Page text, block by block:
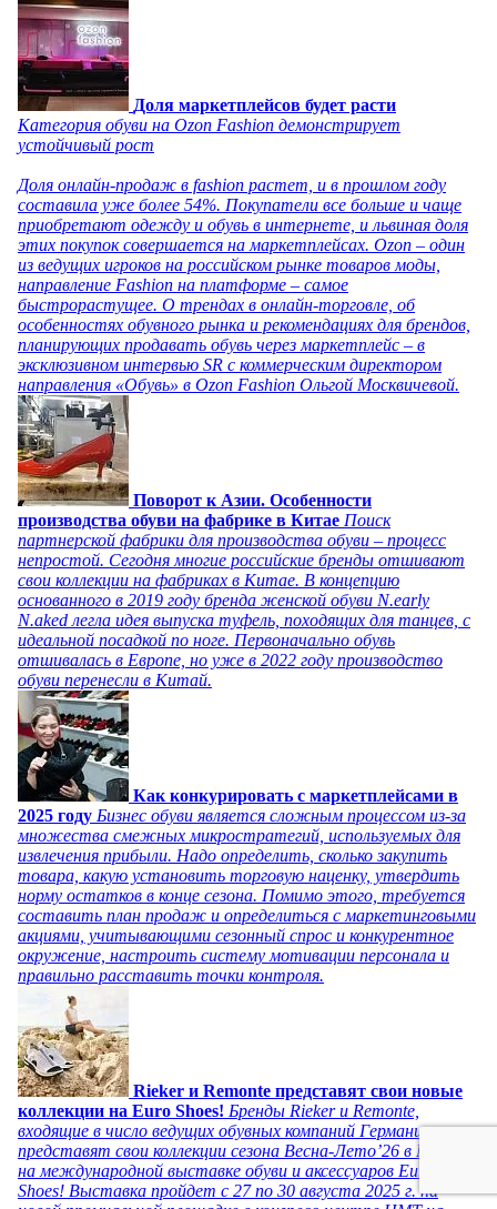
Доля маркетплейсов будет расти
Категория обуви на Ozon Fashion демонстрирует
устойчивый рост
Доля онлайн-продаж в fashion растет, и в прошлом году
составила уже более 54%. Покупатели все больше и чаще
приобретают одежду и обувь в интернете, и львиная доля
этих покупок совершается на маркетплейсах. Ozon – один
из ведущих игроков на российском рынке товаров моды,
направление Fashion на платформе – самое
быстрорастущее. О трендах в онлайн-торговле, об
особенностях обувного рынка и рекомендациях для брендов,
планирующих продавать обувь через маркетплейс – в
эксклюзивном интервью SR с коммерческим директором
направления «Обувь» в Ozon Fashion Ольгой Москвичевой.
Поворот к Азии. Особенности
производства обуви на фабрике в Китае Поиск
партнерской фабрики для производства обуви – процесс
непростой. Сегодня многие российские бренды отшивают
свои коллекции на фабриках в Китае. В концепцию
основанного в 2019 году бренда женской обуви N.early
N.aked легла идея выпуска туфель, походящих для танцев, с
идеальной посадкой по ноге. Первоначально обувь
отшивалась в Европе, но уже в 2022 году производство
обуви перенесли в Китай.
Как конкурировать с маркетплейсами в
2025 году Бизнес обуви является сложным процессом из-за
множества смежных микростратегий, используемых для
извлечения прибыли. Надо определить, сколько закупить
товара, какую установить торговую наценку, утвердить
норму остатков в конце сезона. Помимо этого, требуется
составить план продаж и определиться с маркетинговыми
акциями, учитывающими сезонный спрос и конкурентное
окружение, настроить систему мотивации персонала и
правильно расставить точки контроля.
Rieker и Remonte представят свои новые
коллекции на Euro Shoes! Бренды Rieker и Remonte,
входящие в число ведущих обувных компаний Германии,
представят свои коллекции сезона Весна-Лето’26 в Москве
на международной выставке обуви и аксессуаров Euro
Shoes! Выставка пройдет c 27 по 30 августа 2025 г. на